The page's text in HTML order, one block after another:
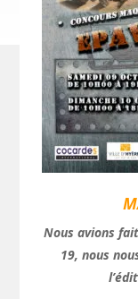
Nous avions
19, nous